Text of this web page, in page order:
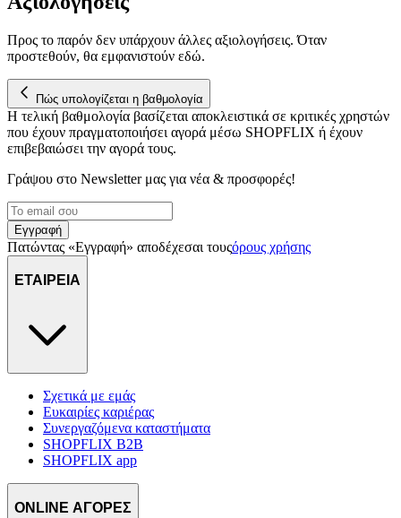
Προς το παρόν δεν υπάρχουν άλλες αξιολογήσεις. Όταν
προστεθούν, θα εμφανιστούν εδώ.
Πώς υπολογίζεται η βαθμολογία
Η τελική βαθμολογία βασίζεται αποκλειστικά σε κριτικές χρηστών
που έχουν πραγματοποιήσει αγορά μέσω SHOPFLIX ή έχουν
επιβεβαιώσει την αγορά τους.
Γράψου στο Νewsletter μας για νέα & προσφορές!
Εγγραφή
Πατώντας «Εγγραφή» αποδέχεσαι τουςόρους χρήσης
ΕΤΑΙΡΕΙΑ
Σχετικά με εμάς
Ευκαιρίες καριέρας
Συνεργαζόμενα καταστήματα
SHOPFLIX B2B
SHOPFLIX app
ONLINE ΑΓΟΡΕΣ